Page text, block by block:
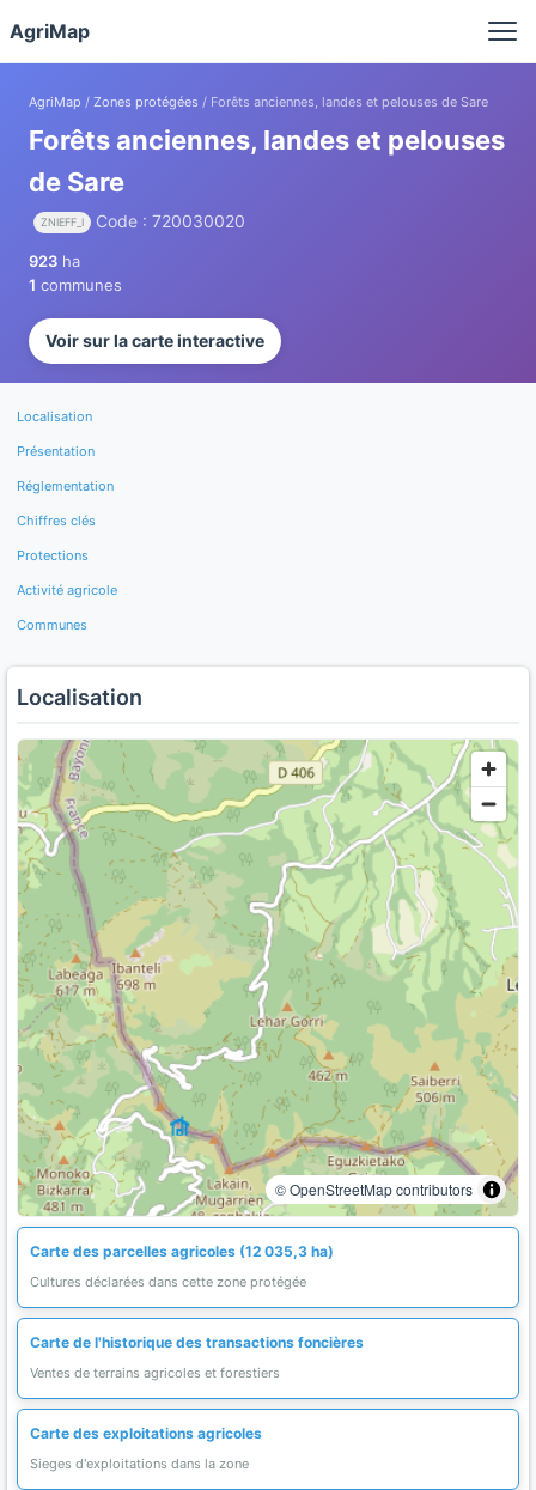
AgriMap
AgriMap / Zones protégées / Forêts anciennes, landes et pelouses de Sare
Forêts anciennes, landes et pelouses
de Sare
ZNIEFF_I Code : 720030020
923 ha
1 communes
Voir sur la carte interactive
Localisation
Présentation
Réglementation
Chiffres clés
Protections
Activité agricole
Communes
Localisation
© OpenStreetMap contributors
Carte des parcelles agricoles (12 035,3 ha)
Cultures déclarées dans cette zone protégée
Carte de l'historique des transactions foncières
Ventes de terrains agricoles et forestiers
Carte des exploitations agricoles
Sieges d'exploitations dans la zone